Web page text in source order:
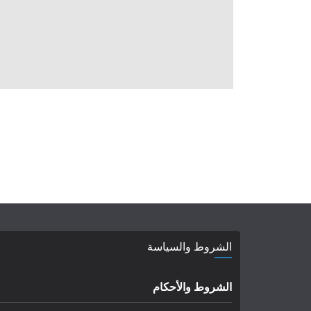
الشروط والسياسة
الشروط والأحكام